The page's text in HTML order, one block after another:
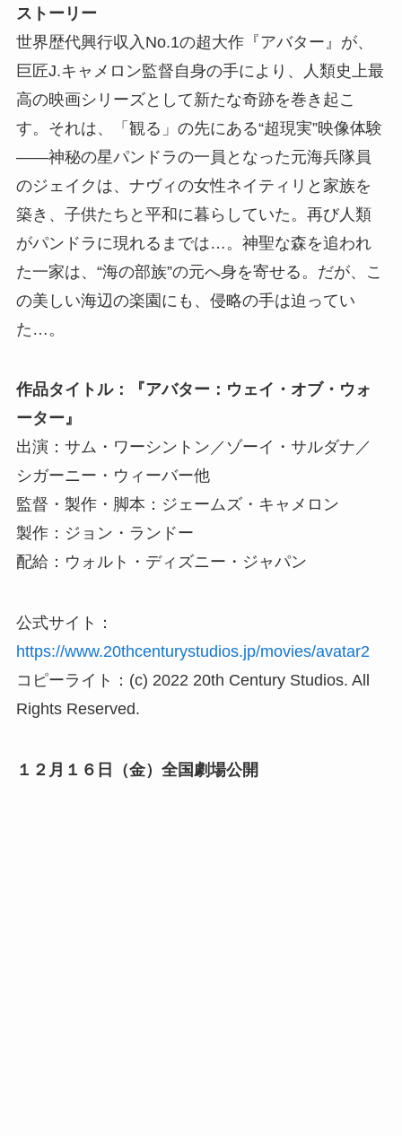
ストーリー
世界歴代興行収入No.1の超大作『アバター』が、
巨匠J.キャメロン監督自身の手により、人類史上最
高の映画シリーズとして新たな奇跡を巻き起こ
す。それは、「観る」の先にある“超現実”映像体験
――神秘の星パンドラの一員となった元海兵隊員
のジェイクは、ナヴィの女性ネイティリと家族を
築き、子供たちと平和に暮らしていた。再び人類
がパンドラに現れるまでは…。神聖な森を追われ
た一家は、“海の部族”の元へ身を寄せる。だが、こ
の美しい海辺の楽園にも、侵略の手は迫ってい
た…。
作品タイトル：『アバター：ウェイ・オブ・ウォ
ーター』
出演：サム・ワーシントン／ゾーイ・サルダナ／
シガーニー・ウィーバー他
監督・製作・脚本：ジェームズ・キャメロン
製作：ジョン・ランドー
配給：ウォルト・ディズニー・ジャパン
公式サイト：
https://www.20thcenturystudios.jp/movies/avatar2
コピーライト：(c) 2022 20th Century Studios. All
Rights Reserved.
１２月１６日（金）全国劇場公開